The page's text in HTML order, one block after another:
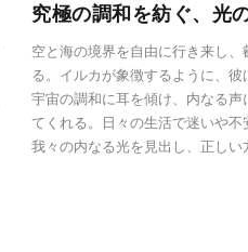
究極の調和を紡ぐ、光
空と海の境界を自由に行き来し
る。イルカが象徴するように、彼
宇宙の調和に耳を傾け、内なる声
てくれる。日々の生活で迷いや
我々の内なる光を見出し、正しい